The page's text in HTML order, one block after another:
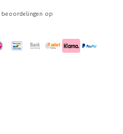
beoordelingen op